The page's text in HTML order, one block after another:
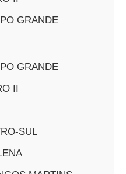
GRANDE
GRANDE
II
SUL